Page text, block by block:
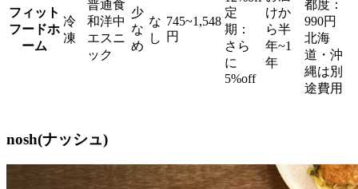
フィット
フードホ
ーム
冷
凍
普通食
和洋中
エスニ
ック
少
な
め
な
し
745~1,548
円
定
期：
さら
に
5%off
けか
ら半
年~1
年
都度：
990円
北海
道・沖
縄は別
途費用
nosh(ナッシュ)